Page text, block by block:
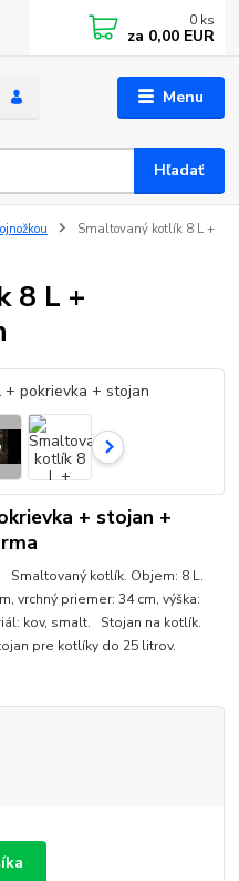
Menu
Hľadať
0 ks
za 0,00 EUR
Smaltovaný kotlík 8 L +
8 L +
+ stojan +
kotlík. Objem: 8 L.
vrchný priemer: 34 cm, výška:
kov, smalt. Stojan na kotlík.
pre kotlíky do 25 litrov.